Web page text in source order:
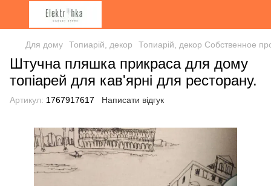
Для дому Топиарій, декор Топиарій, декор Собственное
Штучна пляшка прикраса для дому
топіарей для кав'ярні для ресторану.
Артикул: 1767917617 Написати відгук